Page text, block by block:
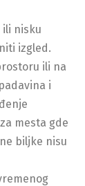
ili nisku
izgled.
ili na
i
mesta gde
biljke nisu